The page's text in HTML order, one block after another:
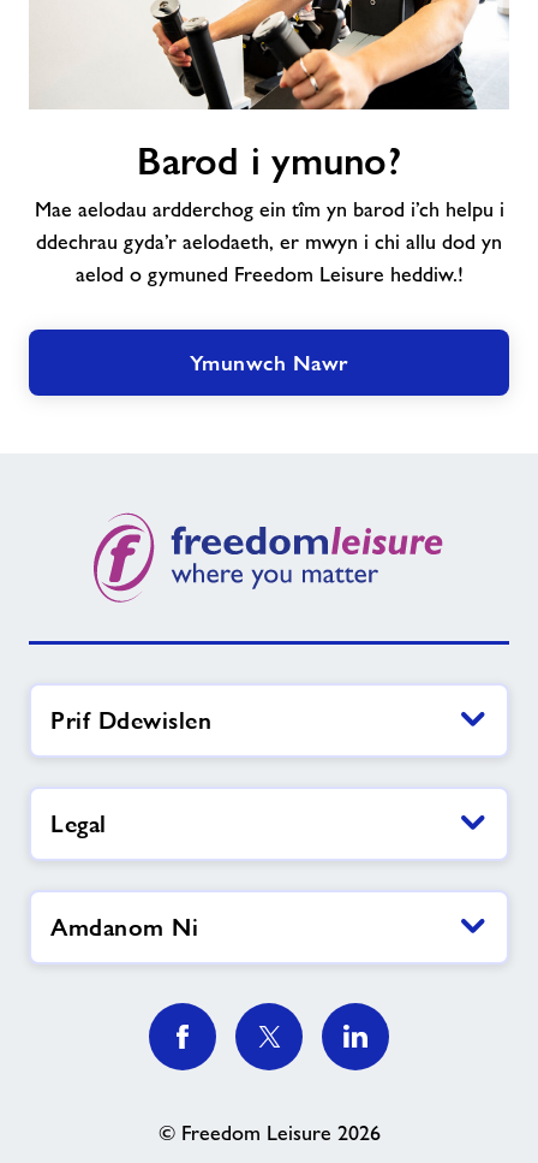
Barod i ymuno?
Mae aelodau ardderchog ein tîm yn barod i’ch helpu i
ddechrau gyda’r aelodaeth, er mwyn i chi allu dod yn
aelod o gymuned Freedom Leisure heddiw.!
Ymunwch Nawr
Prif Ddewislen
Legal
Amdanom Ni
© Freedom Leisure 2026